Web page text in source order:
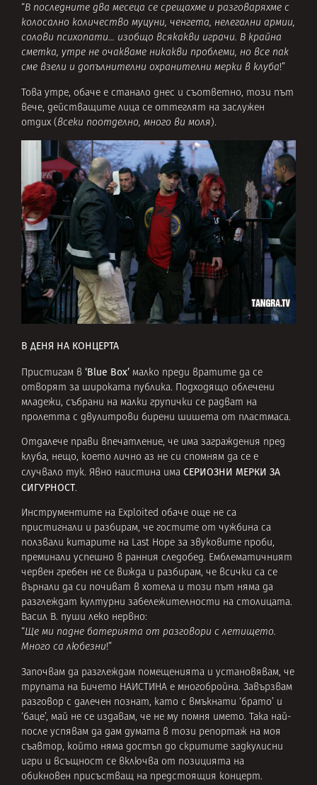
“В последните два месеца се срещахме и разговаряхме с
колосално количество муцуни, ченгета, нелегални армии,
солови психопати… изобщо всякакви играчи. В крайна
сметка, утре не очакваме никакви проблеми, но все пак
сме взели и допълнителни охранителни мерки в клуба!”
Това утре, обаче е станало днес и съответно, този път
вече, действащите лица се оттеглят на заслужен
отдих ( всеки поотделно, много ви моля ).
В ДЕНЯ НА КОНЦЕРТА
Пристигам в ‘Blue Box’ малко преди вратите да се
отворят за широката публика. Подходящо облечени
младежи, събрани на малки групички се радват на
пролетта с двулитрови бирени шишета от пластмаса.
Отдалече прави впечатление, че има заграждения пред
клуба, нещо, което лично аз не си спомням да се е
случвало тук. Явно наистина има СЕРИОЗНИ МЕРКИ ЗА
СИГУРНОСТ.
Инструментите на Exploited обаче още не са
пристигнали и разбирам, че гостите от чужбина са
ползвали китарите на Last Hope за звуковите проби,
преминали успешно в ранния следобед. Емблематичният
червен гребен не се вижда и разбирам, че всички са се
върнали да си почиват в хотела и този път няма да
разглеждат културни забележителности на столицата.
Васил В. пуши леко нервно:
“Ще ми падне батерията от разговори с летището.
Много са любезни!”
Започвам да разглеждам помещенията и установявам, че
трупата на Бичето НАИСТИНА е многобройна. Завързвам
разговор с далечен познат, като с вмъкнати ‘брато’ и
‘баце’, май не се издавам, че не му помня името. Така най-
после успявам да дам думата в този репортаж на моя
съавтор, който няма достъп до скритите задкулисни
игри и всъщност се включва от позицията на
обикновен присъстващ на предстоящия концерт.